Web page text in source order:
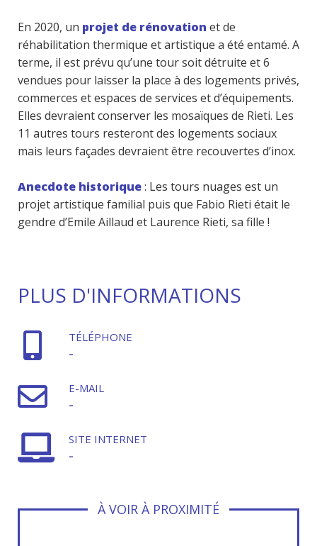
En 2020, un projet de rénovation et de
réhabilitation thermique et artistique a été entamé. A
terme, il est prévu qu’une tour soit détruite et 6
vendues pour laisser la place à des logements privés,
commerces et espaces de services et d’équipements.
Elles devraient conserver les mosaïques de Rieti. Les
11 autres tours resteront des logements sociaux
mais leurs façades devraient être recouvertes d’inox.
Anecdote historique: Les tours nuages est un
projet artistique familial puis que Fabio Rieti était le
gendre d’Emile Aillaud et Laurence Rieti, sa fille !
PLUS D'INFORMATIONS
TÉLÉPHONE
-
E-MAIL
-
SITE INTERNET
-
À VOIR À PROXIMITÉ